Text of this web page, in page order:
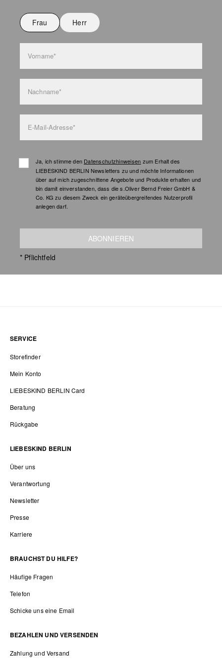
Nicht waschen
Frau Herr
Vorname*
Nachname*
E-Mail-Adresse*
Ja, ich stimme den Datenschutzhinweisen zum Erhalt des
LIEBESKIND BERLIN Newsletters zu und möchte Informationen
über auf mich zugeschnittene Angebote und Produkte erhalten und
bin damit einverstanden, dass die s.Oliver Bernd Freier GmbH &
Co. KG zu diesem Zweck ein geräteübergreifendes Nutzerprofil
anlegen darf.
ABONNIEREN
* Pflichtfeld
SERVICE
Storefinder
Mein Konto
LIEBESKIND BERLIN Card
Beratung
Rückgabe
LIEBESKIND BERLIN
Über uns
Verantwortung
Newsletter
Presse
Karriere
BRAUCHST DU HILFE?
Häufige Fragen
Telefon
Schicke uns eine Email
BEZAHLEN UND VERSENDEN
Zahlung und Versand